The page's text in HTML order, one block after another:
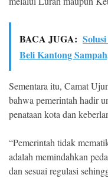
BACA JUGA:
Beli Kantong
Sementara itu, Camat
bahwa pemerintah hadir
penataan kota dan
“Pemerintah tidak
adalah memindahkan
dan sesuai regulasi